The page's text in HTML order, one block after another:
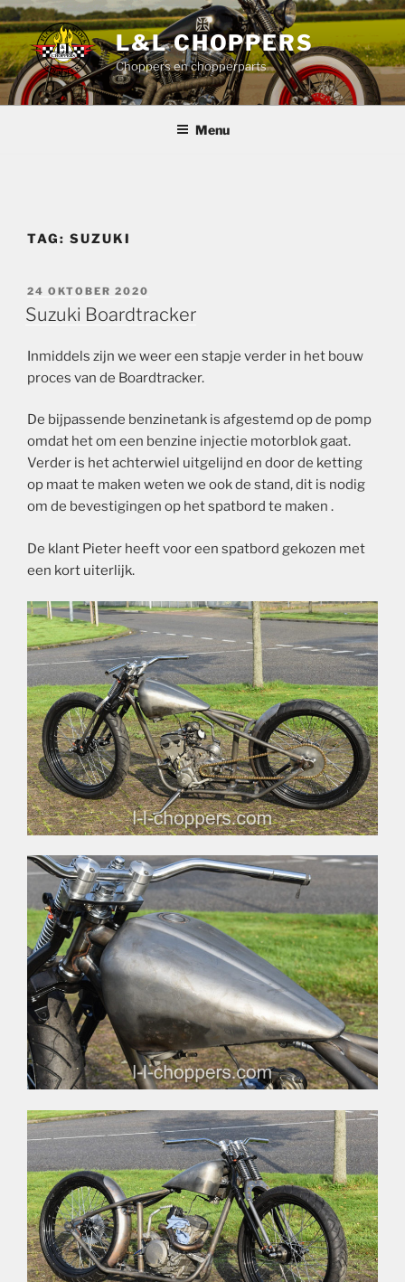
Ga
naar
de
inhoud
L&L CHOPPERS
Choppers en chopperparts
Menu
TAG: SUZUKI
GEPLAATST
OP
24 OKTOBER 2020
Suzuki Boardtracker
Inmiddels zijn we weer een stapje verder in het bouw
proces van de Boardtracker.
De bijpassende benzinetank is afgestemd op de pomp
omdat het om een benzine injectie motorblok gaat.
Verder is het achterwiel uitgelijnd en door de ketting
op maat te maken weten we ook de stand, dit is nodig
om de bevestigingen op het spatbord te maken .
De klant Pieter heeft voor een spatbord gekozen met
een kort uiterlijk.